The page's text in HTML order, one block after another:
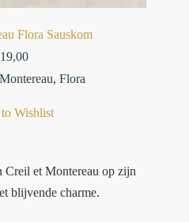
Flora Sauskom
, Flora
Wishlist
Creil et Montereau op zijn
blijvende charme.